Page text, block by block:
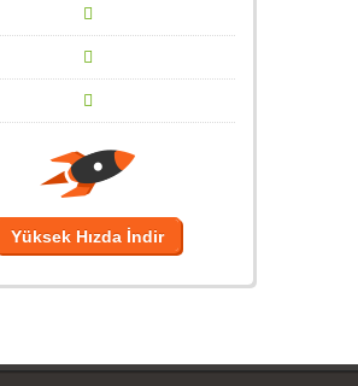
Yüksek Hızda İndir